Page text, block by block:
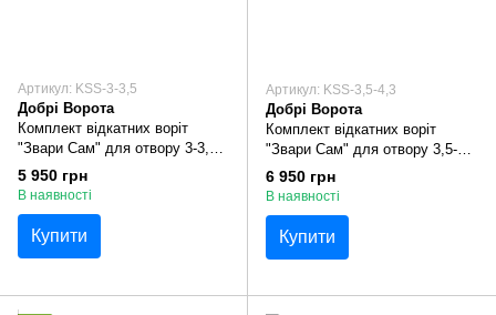
Артикул: KSS-3-3,5
Добрі Ворота
Комплект відкатних воріт
"Звари Сам" для отвору 3-3,5
м.
5 950 грн
В наявності
Купити
Артикул: KSS-3,5-4,3
Добрі Ворота
Комплект відкатних воріт
"Звари Сам" для отвору 3,5-4,3
м.
6 950 грн
В наявності
Купити